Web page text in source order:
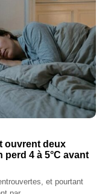
ouvrent deux
4 à 5°C avant
et pourtant